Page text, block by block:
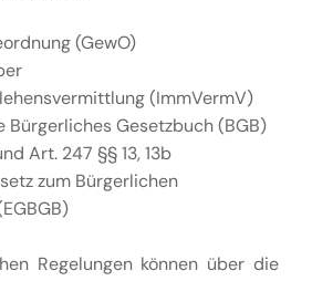
(GewO)
(ImmVermV)
Gesetzbuch (BGB)
Art. 247 §§ 13, 13b
zum Bürgerlichen
Regelungen können über die